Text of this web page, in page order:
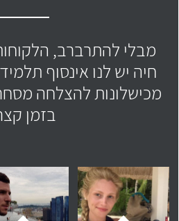
מבלי להתרברב,
חיה יש לנו אינסוף
בזמן